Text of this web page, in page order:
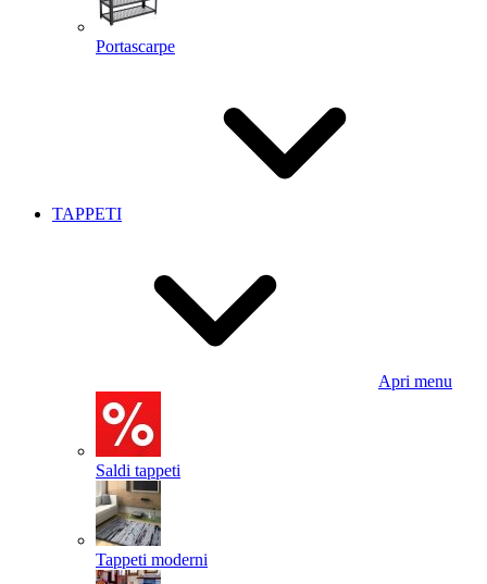
Portascarpe
TAPPETI
Apri menu
Saldi tappeti
Tappeti moderni